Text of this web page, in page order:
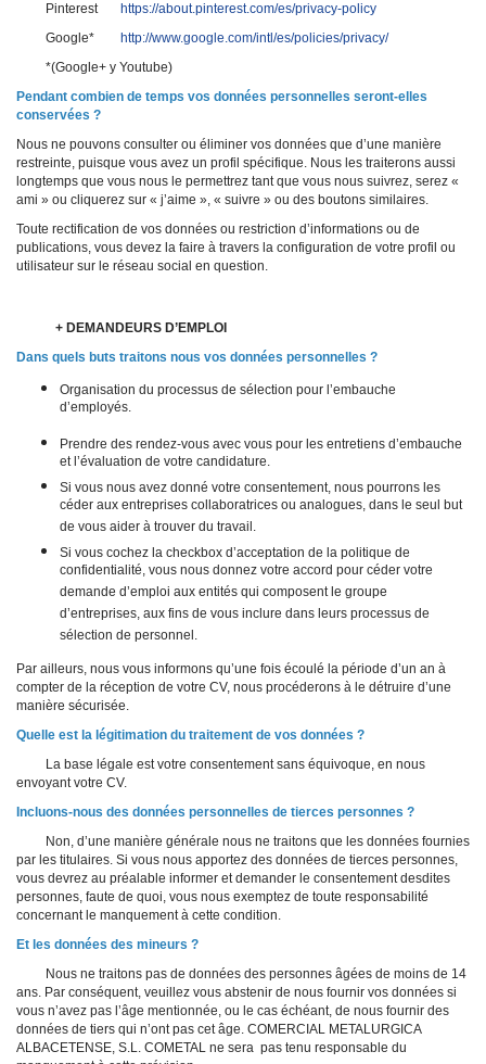
Pinterest https://about.pinterest.com/es/privacy-policy
Google* http://www.google.com/intl/es/policies/privacy/
*(Google+ y Youtube)
Pendant combien de temps vos données personnelles seront-elles
conservées ?
Nous ne pouvons consulter ou éliminer vos données que d’une manière
restreinte, puisque vous avez un profil spécifique. Nous les traiterons aussi
longtemps que vous nous le permettrez tant que vous nous suivrez, serez «
ami » ou cliquerez sur « j’aime », « suivre » ou des boutons similaires.
Toute rectification de vos données ou restriction d’informations ou de
publications, vous devez la faire à travers la configuration de votre profil ou
utilisateur sur le réseau social en question.
+ DEMANDEURS D’EMPLOI
Dans quels buts traitons nous vos données personnelles ?
Organisation du processus de sélection pour l’embauche
d’employés.
Prendre des rendez-vous avec vous pour les entretiens d’embauche
et l’évaluation de votre candidature.
Si vous nous avez donné votre consentement, nous pourrons les
céder aux entreprises collaboratrices ou analogues, dans le seul but
de vous aider à trouver du travail.
Si vous cochez la checkbox d’acceptation de la politique de
confidentialité, vous nous donnez votre accord pour céder votre
demande d’emploi aux entités qui composent le groupe
d’entreprises, aux fins de vous inclure dans leurs processus de
sélection de personnel.
Par ailleurs, nous vous informons qu’une fois écoulé la période d’un an à
compter de la réception de votre CV, nous procéderons à le détruire d’une
manière sécurisée.
Quelle est la légitimation du traitement de vos données ?
La base légale est votre consentement sans équivoque, en nous
envoyant votre CV.
Incluons-nous des données personnelles de tierces personnes ?
Non, d’une manière générale nous ne traitons que les données fournies
par les titulaires. Si vous nous apportez des données de tierces personnes,
vous devrez au préalable informer et demander le consentement desdites
personnes, faute de quoi, vous nous exemptez de toute responsabilité
concernant le manquement à cette condition.
Et les données des mineurs ?
Nous ne traitons pas de données des personnes âgées de moins de 14
ans. Par conséquent, veuillez vous abstenir de nous fournir vos données si
vous n’avez pas l’âge mentionnée, ou le cas échéant, de nous fournir des
données de tiers qui n’ont pas cet âge. COMERCIAL METALURGICA
ALBACETENSE, S.L. COMETAL ne sera pas tenu responsable du